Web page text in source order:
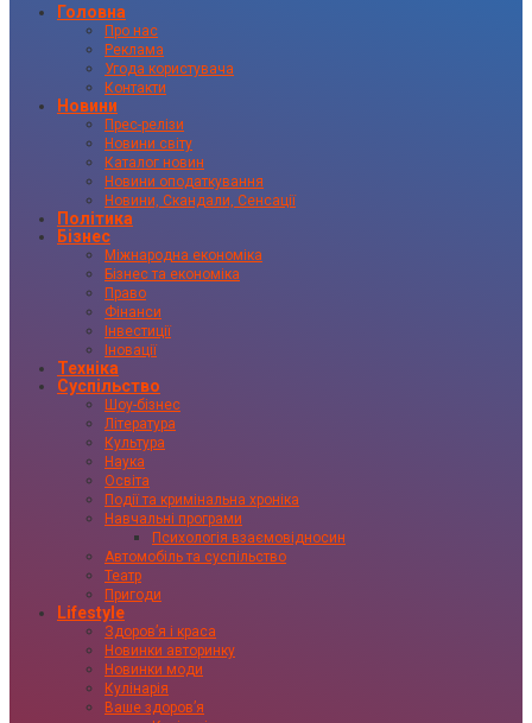
Головна
Про нас
Реклама
Угода користувача
Контакти
Новини
Прес-релізи
Новини світу
Каталог новин
Новини оподаткування
Новини, Скандали, Сенсації
Політика
Бізнес
Міжнародна економіка
Бізнес та економіка
Право
Фінанси
Інвестиції
Іновації
Техніка
Суспільство
Шоу-бізнес
Література
Культура
Наука
Освіта
Події та кримінальна хроніка
Навчальні програми
Психологія взаємовідносин
Автомобіль та суспільство
Театр
Пригоди
Lifestyle
Здоровʼя і краса
Новинки авторинку
Новинки моди
Кулінарія
Ваше здоровʼя